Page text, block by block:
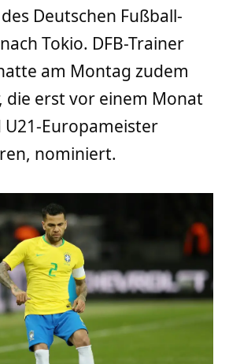
Deutschen Fußball-
Tokio. DFB-Trainer
am Montag zudem
die erst vor einem Monat
Europameister
nominiert.